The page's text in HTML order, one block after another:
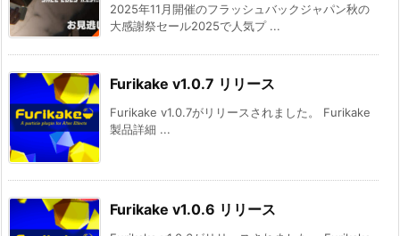
2025年11月開催のフラッシュバックジャパン秋の
大感謝祭セール2025で人気プ ...
Furikake v1.0.7 リリース
Furikake v1.0.7がリリースされました。 Furikake
製品詳細 ...
Furikake v1.0.6 リリース